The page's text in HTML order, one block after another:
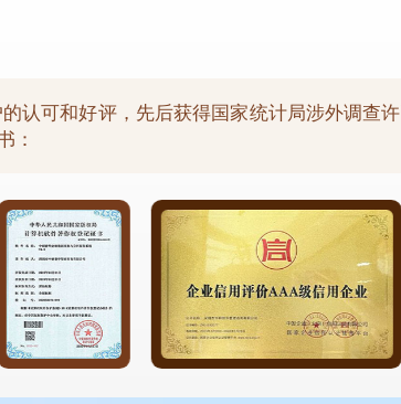
认可和好评，先后获得国家统计局涉外调查
：